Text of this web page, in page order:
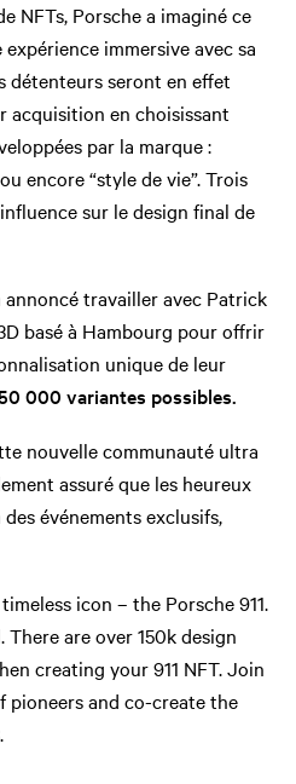
NFTs, Porsche a imaginé ce
immersive avec sa
détenteurs seront en effet
acquisition en choisissant
par la marque :
encore “style de vie”. Trois
sur le design final de
annoncé travailler avec Patrick
basé à Hambourg pour offrir
unique de leur
000 variantes possibles.
nouvelle communauté ultra
assuré que les heureux
événements exclusifs,
icon – the Porsche 911.
are over 150k design
creating your 911 NFT. Join
pioneers and co-create the